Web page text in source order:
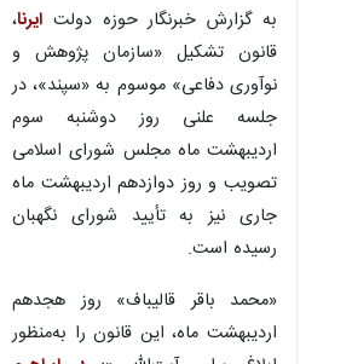
به گزارش خبرنگار حوزه دولت ایرنا،
قانون تشکیل «سازمان پژوهش و
نوآوری دفاعی» موسوم به «سپند»، در
جلسه علنی روز دوشنبه سوم
اردیبهشت ماه مجلس شورای اسلامی
تصویب و روز دوازدهم اردیبهشت ماه
جاری نیز به تأیید شورای نگهبان
رسیده است.
«محمد باقر قالیباف» روز هجدهم
اردیبهشت ماه، این قانون را به‌منظور